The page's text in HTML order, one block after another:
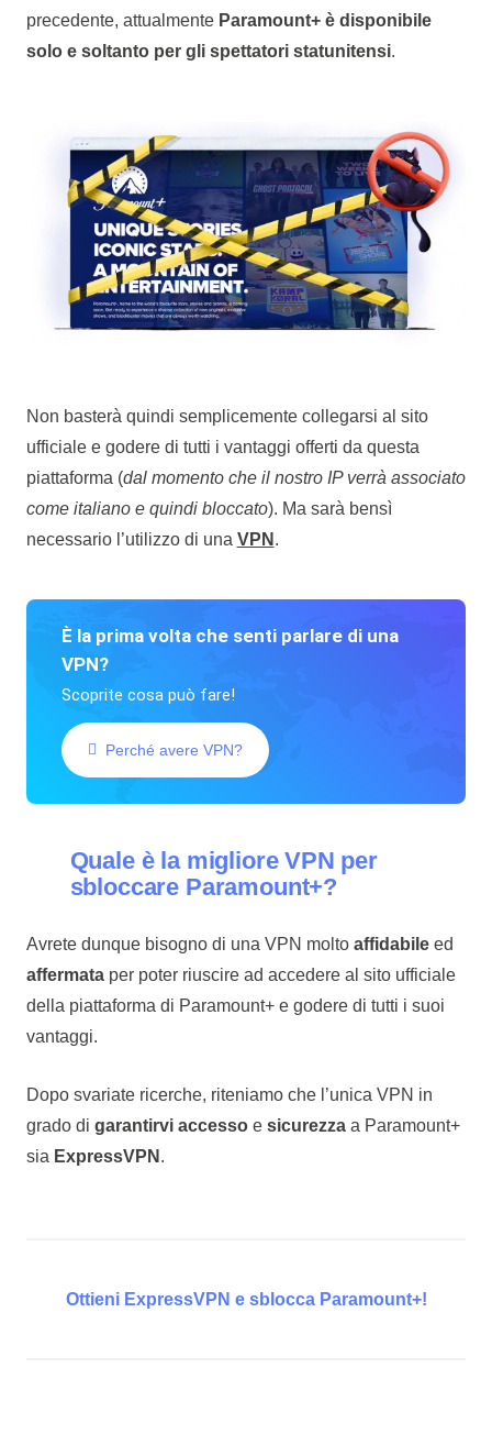
precedente, attualmente Paramount+ è disponibile
solo e soltanto per gli spettatori statunitensi.
Non basterà quindi semplicemente collegarsi al sito
ufficiale e godere di tutti i vantaggi offerti da questa
piattaforma (dal momento che il nostro IP verrà associato
come italiano e quindi bloccato). Ma sarà bensì
necessario l’utilizzo di una VPN .
È la prima volta che senti parlare di una
VPN?
Scoprite cosa può fare!
Perché avere VPN?
Quale è la migliore VPN per
sbloccare Paramount+?
Avrete dunque bisogno di una VPN molto affidabileed
affermataper poter riuscire ad accedere al sito ufficiale
della piattaforma di Paramount+ e godere di tutti i suoi
vantaggi.
Dopo svariate ricerche, riteniamo che l’unica VPN in
grado di garantirvi accessoe sicurezzaa Paramount+
sia ExpressVPN .
Ottieni ExpressVPN e sblocca Paramount+!